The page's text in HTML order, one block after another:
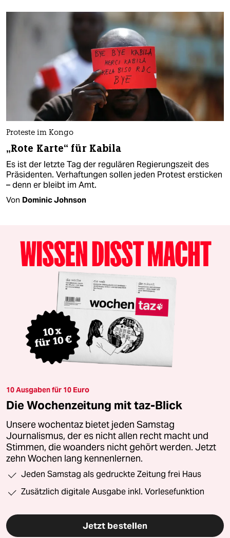
Proteste im Kongo
„Rote Karte“ für Kabila
Es ist der letzte Tag der regulären Regierungszeit des
Präsidenten. Verhaftungen sollen jeden Protest ersticken
– denn er bleibt im Amt.
Von Dominic Johnson
10 Ausgaben für 10 Euro
Die Wochenzeitung mit taz-Blick
Unsere wochentaz bietet jeden Samstag
Journalismus, der es nicht allen recht macht und
Stimmen, die woanders nicht gehört werden. Jetzt
zehn Wochen lang kennenlernen.
Jeden Samstag als gedruckte Zeitung frei Haus
Zusätzlich digitale Ausgabe inkl. Vorlesefunktion
Jetzt bestellen